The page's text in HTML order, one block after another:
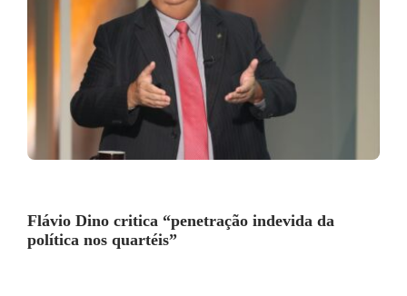
Flávio Dino critica “penetração indevida da
política nos quartéis”